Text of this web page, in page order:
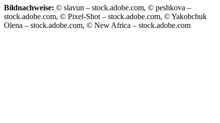
Bildnachweise: © slavun – stock.adobe.com, © peshkova –
stock.adobe.com, © Pixel-Shot – stock.adobe.com, © Yakobchuk
Olena – stock.adobe.com, © New Africa – stock.adobe.com